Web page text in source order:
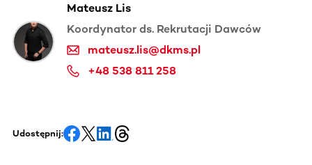
Mateusz Lis
Koordynator ds. Rekrutacji Dawców
mateusz.lis@dkms.pl
+48 538 811 258
Udostępnij: